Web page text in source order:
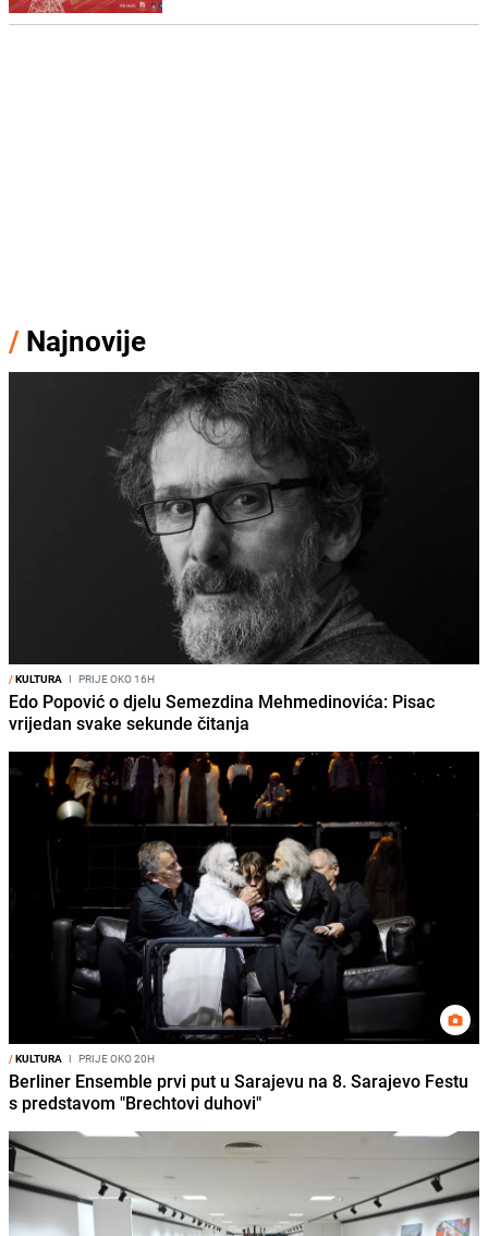
/ Najnovije
/KULTURA I PRIJE OKO 16H
Edo Popović o djelu Semezdina Mehmedinovića: Pisac
vrijedan svake sekunde čitanja
/KULTURA I PRIJE OKO 20H
Berliner Ensemble prvi put u Sarajevu na 8. Sarajevo Festu
s predstavom "Brechtovi duhovi"